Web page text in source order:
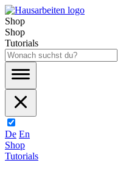
Shop
Shop
Tutorials
De En
Shop
Tutorials